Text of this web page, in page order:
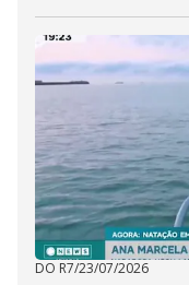
DO R7/23/07/2026